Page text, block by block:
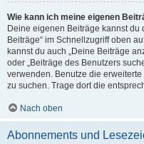
Wie kann ich meine eigenen
Deine eigenen Beiträge kannst du
Beiträge“ im Schnellzugriff oben
kannst du auch „Deine Beiträge
oder „Beiträge des Benutzers
verwenden. Benutze die
zu suchen. Trage dort die
Nach oben
Abonnements und